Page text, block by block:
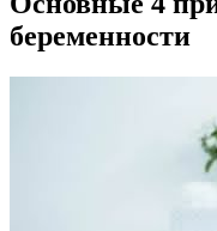
беременности